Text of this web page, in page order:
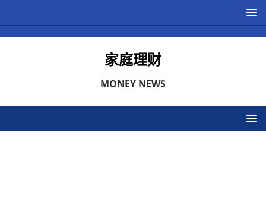
家庭理财
MONEY NEWS